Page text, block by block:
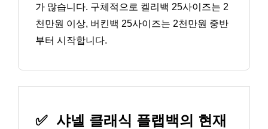
가 많습니다. 구체적으로 켈리백 25사이즈는 2
천만원 이상, 버킨백 25사이즈는 2천만원 중반
부터 시작합니다.
✅ 샤넬 클래식 플랩백의 현재